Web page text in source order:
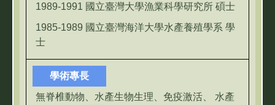
1989-1991 國立臺灣大學漁業科學研究所 碩士
1985-1989 國立臺灣海洋大學水產養殖學系 學
士
學術專長
無脊椎動物、水產生物生理、免疫激活、 水產